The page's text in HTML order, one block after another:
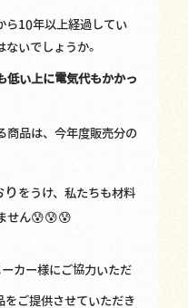
ら10年以上経過してい
いでしょうか。
低い上に電気代もかかっ
商品は、今年度販売分の
り をうけ、私たちも材料
せん😰😰😰
カー様にご協力いただ
をご提供させていただき